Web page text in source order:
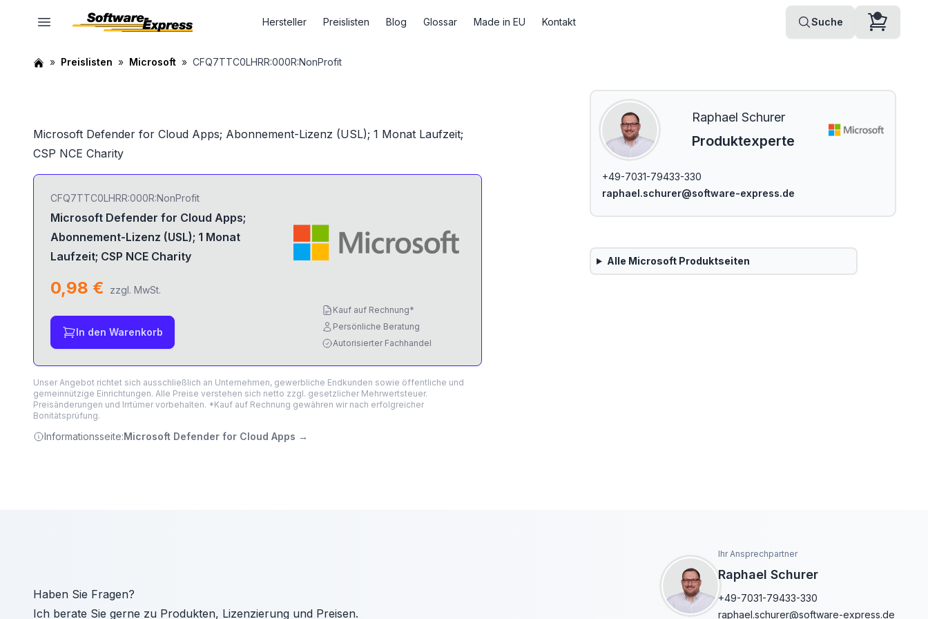
Hersteller Preislisten Blog Glossar Made in EU Kontakt Suche
Preislisten Microsoft CFQ7TTC0LHRR:000R:NonProfit
Microsoft Defender for Cloud Apps; Abonnement-Lizenz (USL); 1 Monat Laufzeit;
CSP NCE Charity
CFQ7TTC0LHRR:000R:NonProfit
Microsoft Defender for Cloud Apps;
Abonnement-Lizenz (USL); 1 Monat
Laufzeit; CSP NCE Charity
0,98 € zzgl. MwSt.
In den Warenkorb
Kauf auf Rechnung*
Persönliche Beratung
Autorisierter Fachhandel
Unser Angebot richtet sich ausschließlich an Unternehmen, gewerbliche Endkunden sowie öffentliche und
gemeinnützige Einrichtungen. Alle Preise verstehen sich netto zzgl. gesetzlicher Mehrwertsteuer.
Preisänderungen und Irrtümer vorbehalten. *Kauf auf Rechnung gewähren wir nach erfolgreicher
Bonitätsprüfung.
Informationsseite:Microsoft Defender for Cloud Apps →
Raphael Schurer
Produktexperte
+49-7031-79433-330
raphael.schurer@software-express.de
Alle MicrosoftProduktseiten
Haben Sie Fragen?
Ich berate Sie gerne zu Produkten, Lizenzierung und Preisen.
Ihr Ansprechpartner
Raphael Schurer
+49-7031-79433-330
raphael.schurer@software-express.de